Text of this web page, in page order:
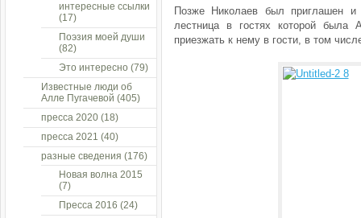
Позже Николаев был приглашен
лестница в гостях которой
приезжать к нему в гости, в том
интересные ссылки
(17)
Поэзия моей души
(82)
Это интересно (79)
Известные люди об
Алле Пугачевой (405)
пресса 2020 (18)
пресса 2021 (40)
разные сведения (176)
Новая волна 2015
(7)
Пресса 2016 (24)